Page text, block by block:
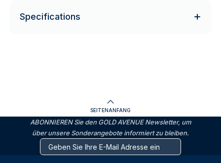
Specifications
SEITENANFANG
ABONNIEREN Sie den GOLD AVENUE Newsletter, um
über unsere Sonderangebote informiert zu bleiben.